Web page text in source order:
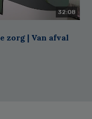
32:08
zorg | Van afval